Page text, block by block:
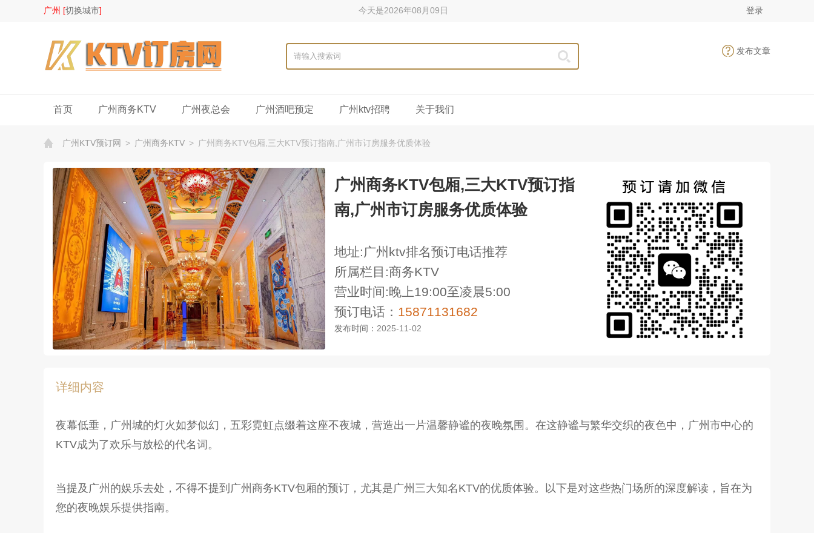
广州 [切换城市] 今天是2026年08月09日 登录
发布文章
首页 广州商务KTV 广州夜总会 广州酒吧预定 广州ktv招聘 关于我们
广州KTV预订网 > 广州商务KTV > 广州商务KTV包厢,三大KTV预订指南,广州市订房服务优质体验
广州商务KTV包厢,三大KTV预订指
南,广州市订房服务优质体验
地址:广州ktv排名预订电话推荐
所属栏目:商务KTV
营业时间:晚上19:00至凌晨5:00
预订电话： 15871131682
发布时间： 2025-11-02
详细内容
夜幕低垂，广州城的灯火如梦似幻，五彩霓虹点缀着这座不夜城，营造出一片温馨静谧的夜晚氛围。在这静谧与繁华交织的夜色中，广州市中心的
KTV成为了欢乐与放松的代名词。
当提及广州的娱乐去处，不得不提到广州商务KTV包厢的预订，尤其是广州三大知名KTV的优质体验。以下是对这些热门场所的深度解读，旨在为
您的夜晚娱乐提供指南。